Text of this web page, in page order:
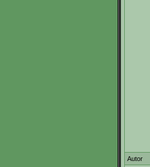
Autor